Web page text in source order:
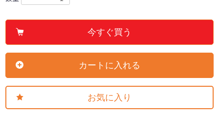
今すぐ買う
カートに入れる
お気に入り